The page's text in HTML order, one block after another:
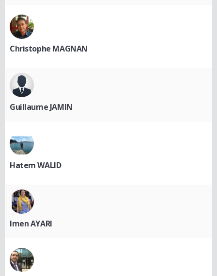
Christophe MAGNAN
Guillaume JAMIN
Hatem WALID
Imen AYARI